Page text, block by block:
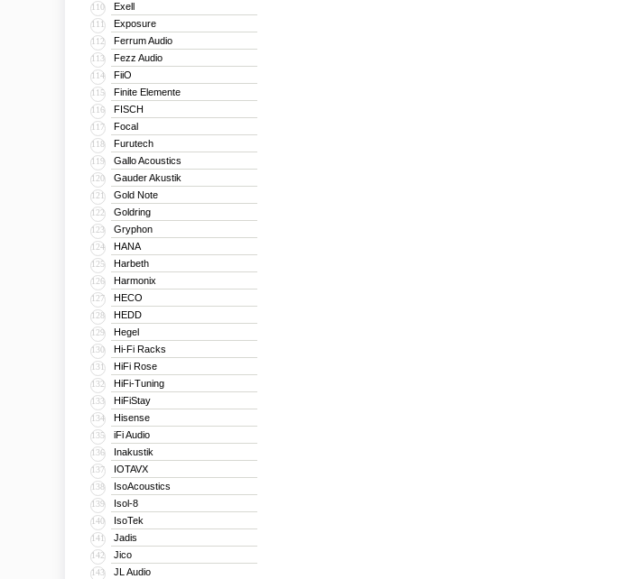
110 Exell
111 Exposure
112 Ferrum Audio
113 Fezz Audio
114 FiiO
115 Finite Elemente
116 FISCH
117 Focal
118 Furutech
119 Gallo Acoustics
120 Gauder Akustik
121 Gold Note
122 Goldring
123 Gryphon
124 HANA
125 Harbeth
126 Harmonix
127 HECO
128 HEDD
129 Hegel
130 Hi-Fi Racks
131 HiFi Rose
132 HiFi-Tuning
133 HiFiStay
134 Hisense
135 iFi Audio
136 Inakustik
137 IOTAVX
138 IsoAcoustics
139 Isol-8
140 IsoTek
141 Jadis
142 Jico
143 JL Audio